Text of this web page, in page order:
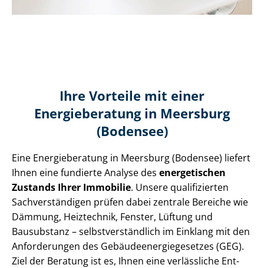
Ihre Vorteile mit einer
Energieberatung in Meersburg
(Bodensee)
Eine Energieberatung in Meersburg (Bodensee) liefert
Ihnen eine fundierte Analyse des energetischen
Zustands Ihrer Immobilie. Unsere qualifizierten
Sach­ver­stän­di­gen prüfen dabei zentrale Bereiche wie
Dämmung, Heiztechnik, Fenster, Lüftung und
Bausubstanz – selbst­ver­ständ­lich im Einklang mit den
Anforderungen des Ge­bäu­de­en­er­gie­ge­set­zes (GEG).
Ziel der Beratung ist es, Ihnen eine verlässliche Ent­